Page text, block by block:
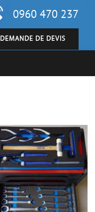
0960 470 237
DEMANDE DE DEVIS